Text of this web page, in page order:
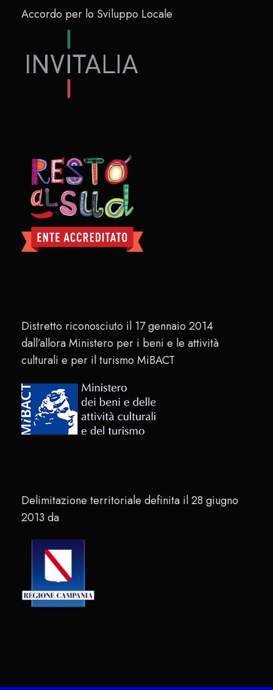
Accordo per lo Sviluppo Locale
Distretto riconosciuto il 17 gennaio 2014
dall’allora Ministero per i beni e le attività
culturali e per il turismo MiBACT
Delimitazione territoriale definita il 28 giugno
2013 da